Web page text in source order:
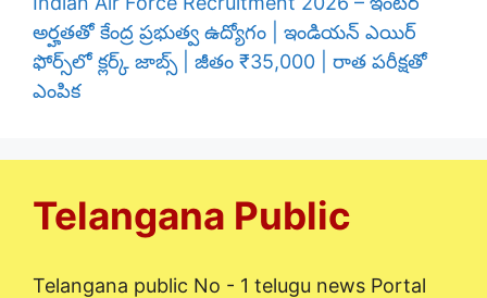
అర్హతతో కేంద్ర ప్రభుత్వ ఉద్యోగం | ఇండియన్ ఎయిర్
ఫోర్స్‌లో క్లర్క్ జాబ్స్ | జీతం ₹35,000 | రాత పరీక్షతో
ఎంపిక
Telangana Public
Telangana public No - 1 telugu news Portal